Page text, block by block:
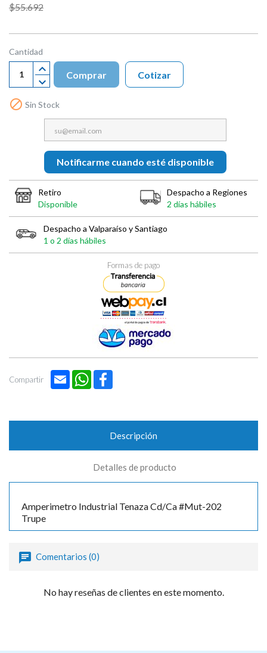
$55.692
Cantidad
Comprar
 Sin Stock
Notificarme cuando esté disponible
Cotizar
Retiro
Disponible
Despacho a Regiones
2 días hábiles
Despacho a Valparaíso y Santiago
1 o 2 días hábiles
Formas de pago
Compartir Email WhatsApp
Descripción
Detalles de producto
Amperimetro Industrial Tenaza Cd/Ca #Mut-202
Trupe
Comentarios (0)
No hay reseñas de clientes en este momento.